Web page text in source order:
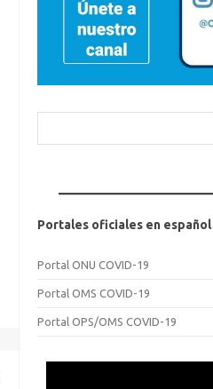
Portales oficiales en español
Portal ONU COVID-19
Portal OMS COVID-19
Portal OPS/OMS COVID-19